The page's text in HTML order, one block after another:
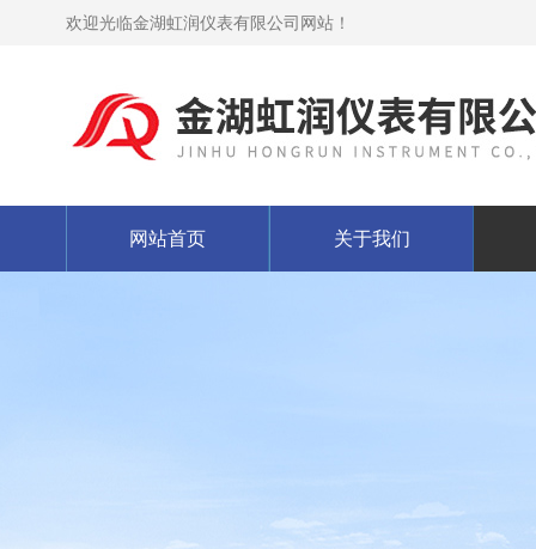
欢迎光临金湖虹润仪表有限公司网站！
网站首页 关于我们